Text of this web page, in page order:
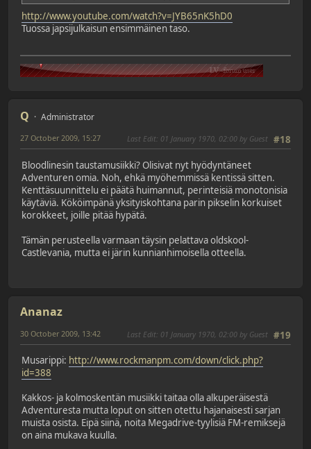
http://www.youtube.com/watch?v=JYB65nK5hD0
Tuossa japsijulkaisun ensimmäinen taso.
Q Administrator
#18
27 October 2009, 15:27 Last Edit: 01 January 1970, 02:00 by Guest
Bloodlinesin taustamusiikki? Olisivat nyt hyödyntäneet
Adventuren omia. Noh, ehkä myöhemmissä kentissä sitten.
Kenttäsuunnittelu ei päätä huimannut, perinteisiä monotonisia
käytäviä. Kököimpänä yksityiskohtana parin pikselin korkuiset
korokkeet, joille pitää hypätä.
Tämän perusteella varmaan täysin pelattava oldskool-
Castlevania, mutta ei järin kunnianhimoisella otteella.
Ananaz
#19
30 October 2009, 13:42 Last Edit: 01 January 1970, 02:00 by Guest
Musarippi: http://www.rockmanpm.com/down/click.php?
id=388
Kakkos- ja kolmoskentän musiikki taitaa olla alkuperäisestä
Adventuresta mutta loput on sitten otettu hajanaisesti sarjan
muista osista. Eipä siinä, noita Megadrive-tyylisiä FM-remiksejä
on aina mukava kuulla.